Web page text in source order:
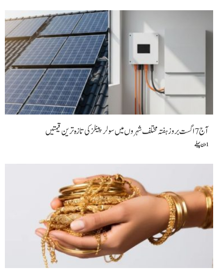
آج 7 اگست بروز ہفتہ مختلف شہروں میں سولر پینلز کی تازہ ترین قیمتیں
1 دن پہلے